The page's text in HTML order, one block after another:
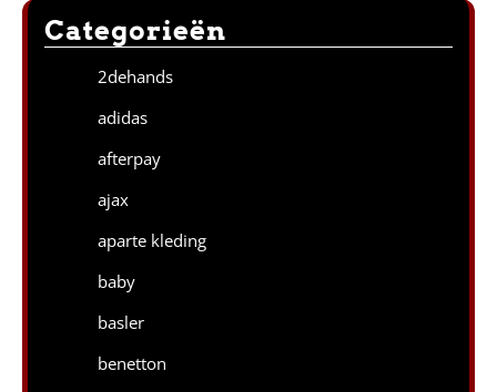
Categorieën
2dehands
adidas
afterpay
ajax
aparte kleding
baby
basler
benetton